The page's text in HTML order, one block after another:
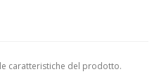
caratteristiche del prodotto.